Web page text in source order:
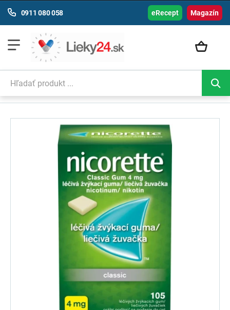
Magazín
0911 080 058 eRecept